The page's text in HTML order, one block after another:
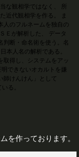
な観相学ではなく、 所
近代観相学を作る。 ま
人のフルネームを独自の
Ｅが解析した、 データ
判断・命名術を使う。名
本人名の解析である。
得し、システムをアッ
できないオカルトを嫌
師けんけん」として
る。
を作っております。